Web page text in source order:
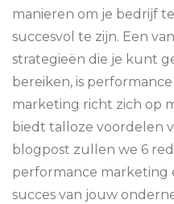
manieren om je bedrijf
succesvol te zijn. Een
strategieën die je kunt
bereiken, is
marketing richt zich op
biedt talloze voordelen
blogpost zullen we 6
performance marketing
succes van jouw